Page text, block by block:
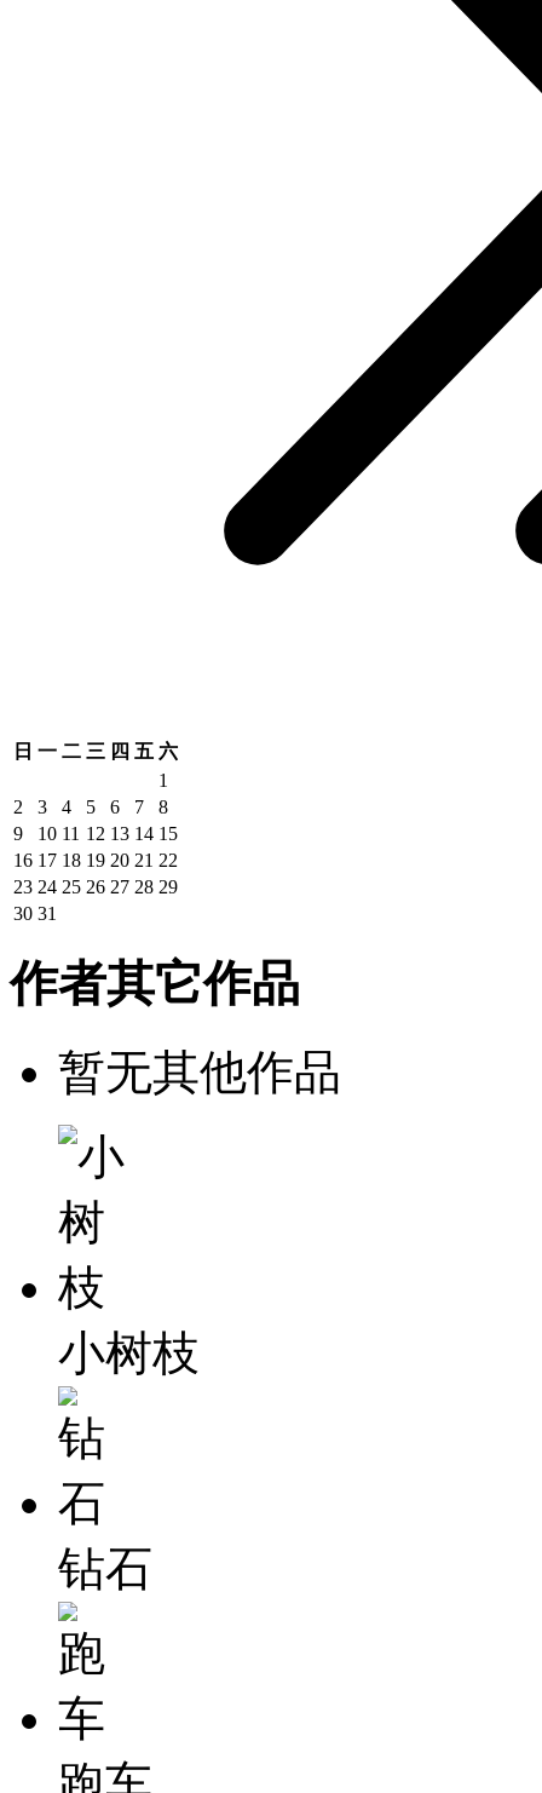
日 一 二 三 四 五 六
1
2
3 4 5 6 7
8
9
10 11 12 13 14 15
16 17 18 19 20 21 22
23 24 25 26 27 28 29
30 31
作者其它作品
暂无其他作品
小树枝
钻石